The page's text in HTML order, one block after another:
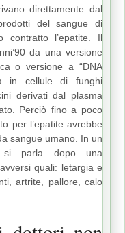
direttamente dal
del sangue di
contratto l’epatite. Il
da una versione
o versione a “DNA
in cellule di funghi
derivati dal plasma
Perciò fino a poco
per l’epatite avrebbe
sangue umano. In un
si parla dopo una
quali: letargia e
artrite, pallore, calo